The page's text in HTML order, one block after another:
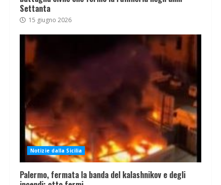
Settanta
15 giugno 2026
Notizie dalla Sicilia
Palermo, fermata la banda del kalashnikov e degli